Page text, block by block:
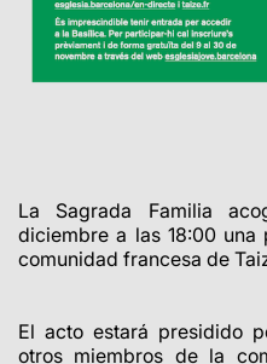
La Sagrada Familia
diciembre a las 18:00 una
comunidad francesa de
El acto estará presidido
otros miembros de la